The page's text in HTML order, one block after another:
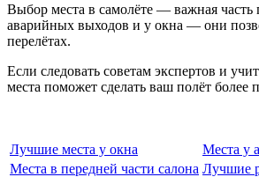
Выбор места в самолёте — важная часть
аварийных выходов и у окна — они
перелётах.
Если следовать советам экспертов и
места поможет сделать ваш полёт
Лучшие места у окна Места у
Места в передней части салона Лучшие